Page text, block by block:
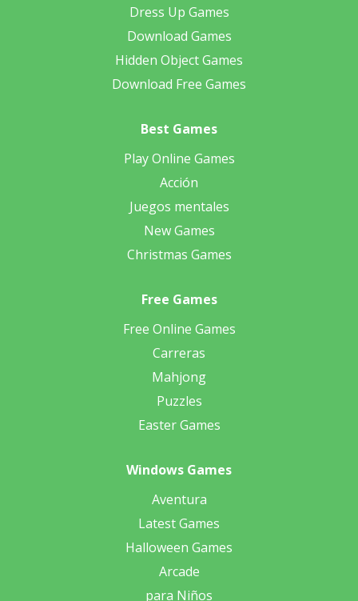
Dress Up Games
Download Games
Hidden Object Games
Download Free Games
Best Games
Play Online Games
Acción
Juegos mentales
New Games
Christmas Games
Free Games
Free Online Games
Carreras
Mahjong
Puzzles
Easter Games
Windows Games
Aventura
Latest Games
Halloween Games
Arcade
para Niños